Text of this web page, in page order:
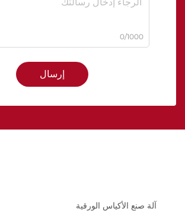
0/1000
إرسال
آلة صنع الأكياس الورقية